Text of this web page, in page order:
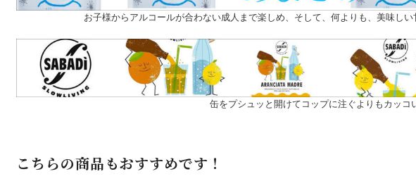
お子様からアルコールが合わない成人まで楽しめ、そして、何よりも、美味し
缶をプシュッと開けてコップに注ぐよりもカッコ
こちらの商品もおすすめです！